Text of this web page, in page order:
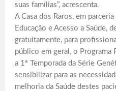
suas famílias”, acrescenta.
A Casa dos Raros, em
Educação e Acesso a Saúde,
gratuitamente, para
público em geral, o Programa
a 1ª Temporada da Série
sensibilizar para as
melhoria da Saúde destes